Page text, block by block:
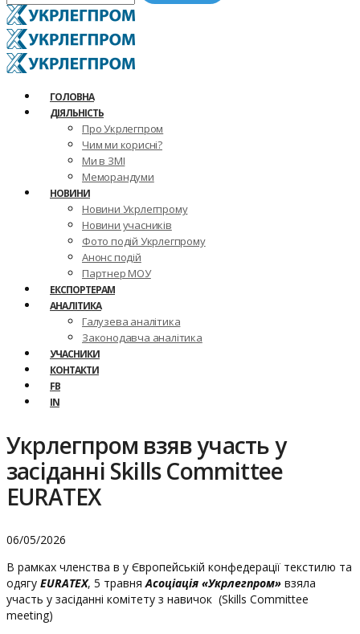
ГОЛОВНА
ДІЯЛЬНІСТЬ
Про Укрлегпром
Чим ми корисні?
Ми в ЗМІ
Меморандуми
НОВИНИ
Новини Укрлегпрому
Новини учасників
Фото подій Укрлегпрому
Анонс подій
Партнер МОУ
ЕКСПОРТЕРАМ
АНАЛІТИКА
Галузева аналітика
Законодавча аналітика
УЧАСНИКИ
КОНТАКТИ
FB
IN
Укрлегпром взяв участь у
засіданні Skills Committee
EURATEX
06/05/2026
В рамках членства в у Європейській конфедерації текстилю та
одягу EURATEX, 5 травня Асоціація «Укрлегпром» взяла
участь у засіданні комітету з навичок (Skills Committee
meeting)